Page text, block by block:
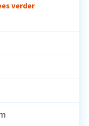
verder